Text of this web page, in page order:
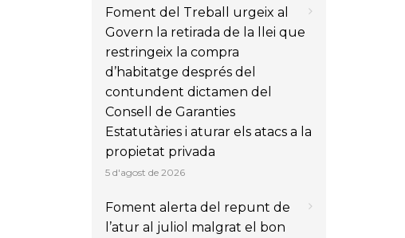
Foment del Treball urgeix al
Govern la retirada de la llei que
restringeix la compra
d’habitatge després del
contundent dictamen del
Consell de Garanties
Estatutàries i aturar els atacs a la
propietat privada
5 d'agost de 2026
Foment alerta del repunt de
l’atur al juliol malgrat el bon